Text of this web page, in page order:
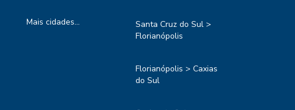
Mais cidades...
Santa Cruz do Sul >
Florianópolis
Florianópolis > Caxias
do Sul